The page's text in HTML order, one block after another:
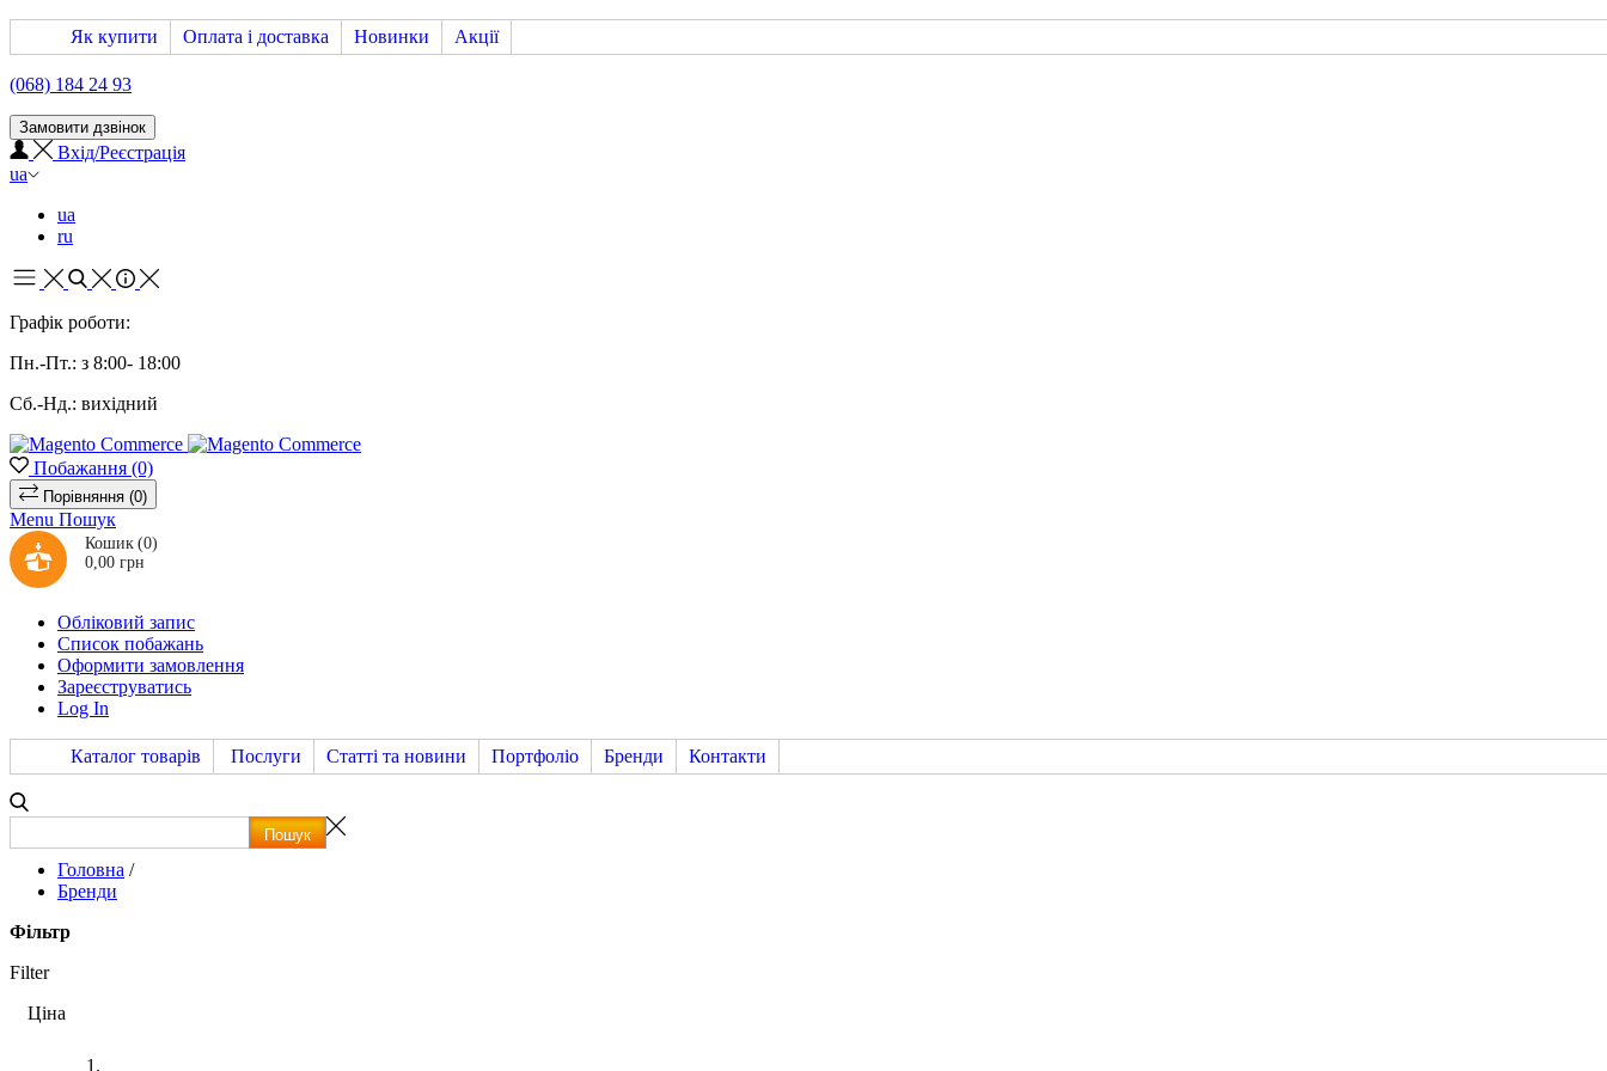
Як купити Оплата і доставка Новинки Акції
(068) 184 24 93
Замовити дзвінок
Вхід/Реєстрація
ua
ua
ru
Графік роботи:
Пн.-Пт.: з 8:00- 18:00
Сб.-Нд.: вихідний
Побажання (0)
Порівняння (0)
Menu Пошук
Кошик (0)
0,00 грн
Обліковий запис
Список побажань
Оформити замовлення
Зареєструватись
Log In
Каталог товарів Послуги Статті та новини Портфоліо Бренди Контакти
Головна /
Бренди
Фільтр
Filter
Ціна